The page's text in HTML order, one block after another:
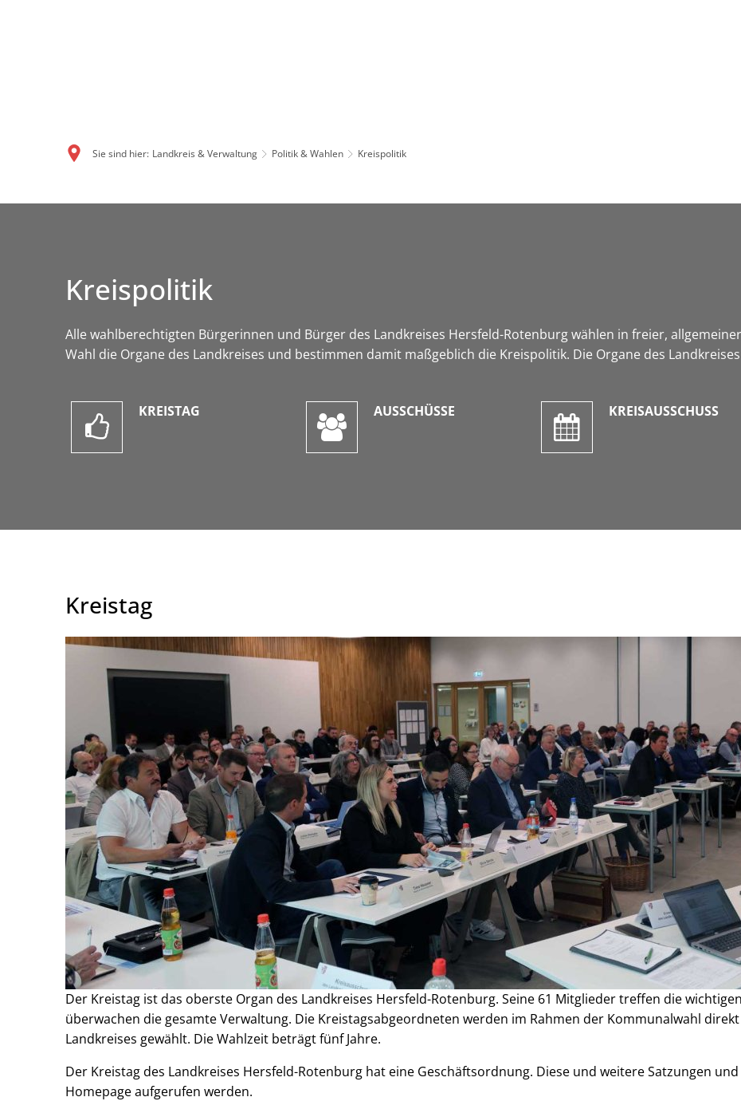
Sie sind hier: Landkreis & Verwaltung Politik & Wahlen Kreispolitik
Kreispolitik
Alle wahlberechtigten Bürgerinnen und Bürger des Landkreises Hersfeld-Rotenburg wählen in freier,
Wahl die Organe des Landkreises und bestimmen damit maßgeblich die Kreispolitik. Die Organe des
KREISTAG AUSSCHÜSSE KREISAUSSCHUSS
Kreistag
Der Kreistag ist das oberste Organ des Landkreises Hersfeld-Rotenburg. Seine 61 Mitglieder treffen die
überwachen die gesamte Verwaltung. Die Kreistagsabgeordneten werden im Rahmen der Kommunalwahl
Landkreises gewählt. Die Wahlzeit beträgt fünf Jahre.
Der Kreistag des Landkreises Hersfeld-Rotenburg hat eine Geschäftsordnung. Diese und weitere Satzungen
Homepage aufgerufen werden.